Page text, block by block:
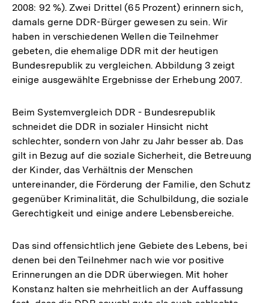
2008: 92 %). Zwei Drittel (65 Prozent) erinnern sich,
damals gerne DDR-Bürger gewesen zu sein. Wir
haben in verschiedenen Wellen die Teilnehmer
gebeten, die ehemalige DDR mit der heutigen
Bundesrepublik zu vergleichen. Abbildung 3 zeigt
einige ausgewählte Ergebnisse der Erhebung 2007.
Beim Systemvergleich DDR - Bundesrepublik
schneidet die DDR in sozialer Hinsicht nicht
schlechter, sondern von Jahr zu Jahr besser ab. Das
gilt in Bezug auf die soziale Sicherheit, die Betreuung
der Kinder, das Verhältnis der Menschen
untereinander, die Förderung der Familie, den Schutz
gegenüber Kriminalität, die Schulbildung, die soziale
Gerechtigkeit und einige andere Lebensbereiche.
Das sind offensichtlich jene Gebiete des Lebens, bei
denen bei den Teilnehmer nach wie vor positive
Erinnerungen an die DDR überwiegen. Mit hoher
Konstanz halten sie mehrheitlich an der Auffassung